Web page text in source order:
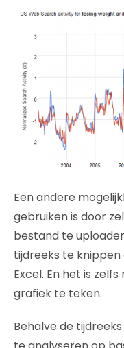
Een andere
gebruiken is door
bestand te
tijdreeks te
Excel. En het is
grafiek te teken.
Behalve de